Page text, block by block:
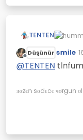
TENTEN
Ben
diye
Çevrimdışı
Düşünür smile
@TENTEN
вαzєn sαdєcє чσrgun